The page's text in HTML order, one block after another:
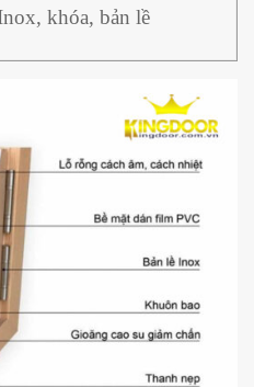
khóa, bản lề